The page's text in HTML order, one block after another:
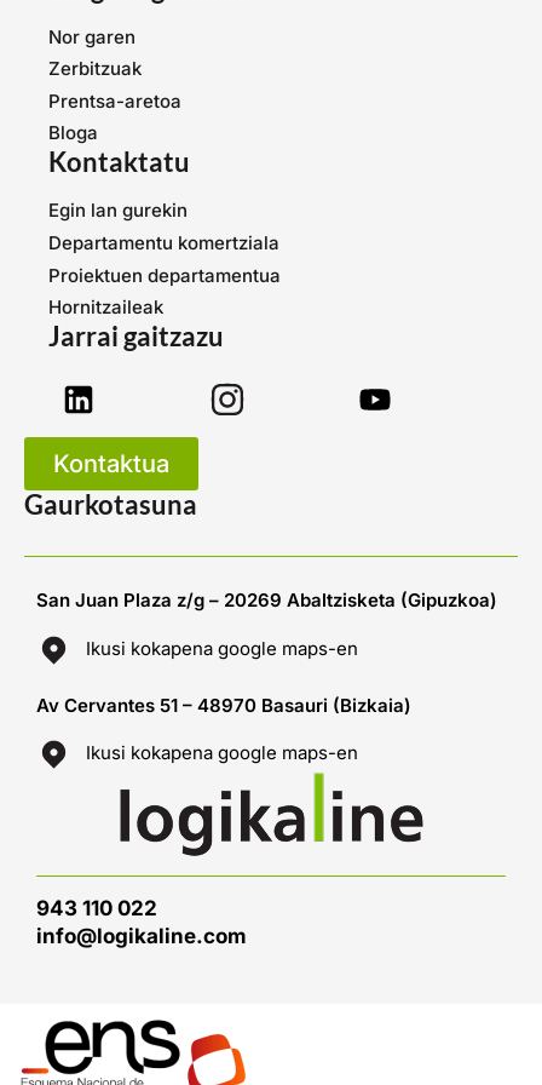
Nor garen
Zerbitzuak
Prentsa-aretoa
Bloga
Kontaktatu
Egin lan gurekin
Departamentu komertziala
Proiektuen departamentua
Hornitzaileak
Jarrai gaitzazu
Kontaktua
Gaurkotasuna
San Juan Plaza z/g – 20269 Abaltzisketa (Gipuzkoa)
Ikusi kokapena google maps-en
Av Cervantes 51 – 48970 Basauri (Bizkaia)
Ikusi kokapena google maps-en
943 110 022
info@logikaline.com